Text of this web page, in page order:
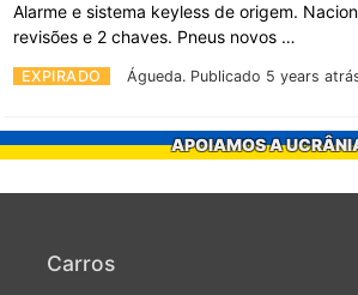
EXPIRADO Águeda. Publicado 5 years
Alarme e sistema keyless de origem.
revisões e 2 chaves. Pneus novos …
APOIAMOS A
Carros